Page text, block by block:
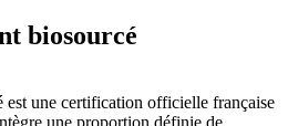
biosourcé
est une certification officielle française
une proportion définie de